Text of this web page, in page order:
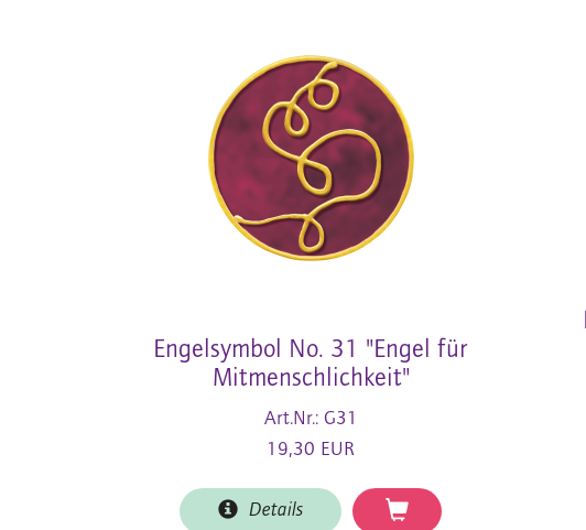
Engelsymbol No. 31 "Engel für
Mitmenschlichkeit"
Art.Nr.: G31
19,30 EUR
Details